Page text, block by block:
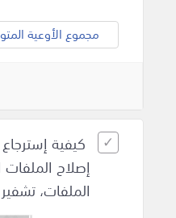
مجموع الأوعية
كيفية
إصلاح الملفات
الملفات،